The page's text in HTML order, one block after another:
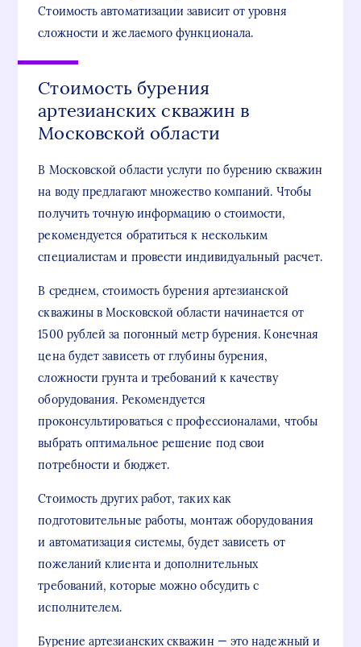
Стоимость автоматизации зависит от уровня
сложности и желаемого функционала.
Стоимость бурения
артезианских скважин в
Московской области
В Московской области услуги по бурению скважин
на воду предлагают множество компаний. Чтобы
получить точную информацию о стоимости,
рекомендуется обратиться к нескольким
специалистам и провести индивидуальный расчет.
В среднем, стоимость бурения артезианской
скважины в Московской области начинается от
1500 рублей за погонный метр бурения. Конечная
цена будет зависеть от глубины бурения,
сложности грунта и требований к качеству
оборудования. Рекомендуется
проконсультироваться с профессионалами, чтобы
выбрать оптимальное решение под свои
потребности и бюджет.
Стоимость других работ, таких как
подготовительные работы, монтаж оборудования
и автоматизация системы, будет зависеть от
пожеланий клиента и дополнительных
требований, которые можно обсудить с
исполнителем.
Бурение артезианских скважин — это надежный и